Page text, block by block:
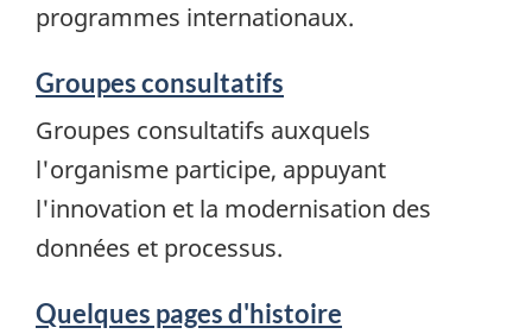
programmes internationaux.
Groupes consultatifs
Groupes consultatifs auxquels
l'organisme participe, appuyant
l'innovation et la modernisation des
données et processus.
Quelques pages d'histoire